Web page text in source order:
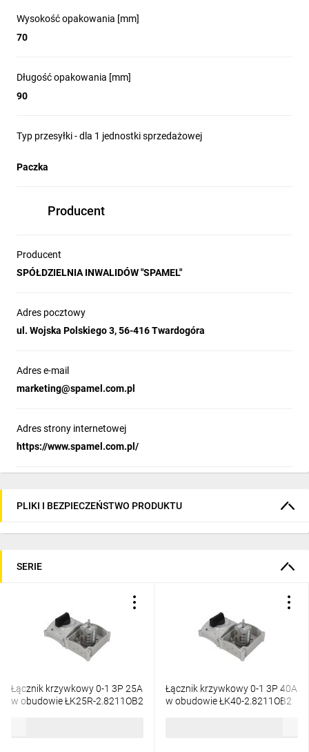
Wysokość opakowania [mm]
70
Długość opakowania [mm]
90
Typ przesyłki - dla 1 jednostki sprzedażowej
Paczka
Producent
Producent
SPÓŁDZIELNIA INWALIDÓW "SPAMEL"
Adres pocztowy
ul. Wojska Polskiego 3, 56-416 Twardogóra
Adres e-mail
marketing@spamel.com.pl
Adres strony internetowej
https://www.spamel.com.pl/
PLIKI I BEZPIECZEŃSTWO PRODUKTU
SERIE
Łącznik krzywkowy 0-1 3P 25A
w obudowie ŁK25R-2.8211OB2
Łącznik krzywkowy 0-1 3P 40A
w obudowie ŁK40-2.8211OB2